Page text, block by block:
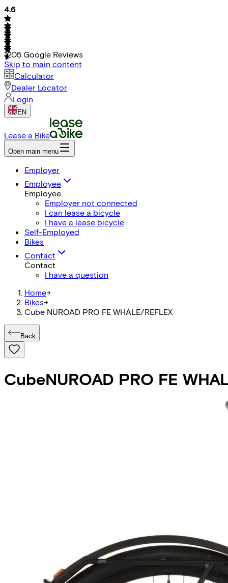
4.6
1205 Google Reviews
Skip to main content
Calculator
Dealer Locator
Login
EN
Lease a Bike
Open main menu
Employer
Employee
Employee
Employer not connected
I can lease a bicycle
I have a lease bicycle
Self-Employed
Bikes
Contact
Contact
I have a question
Home->
Bikes->
Cube NUROAD PRO FE WHALE/REFLEX
Back
CubeNUROAD PRO FE